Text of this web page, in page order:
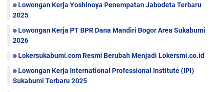
Lowongan Kerja Yoshinoya Penempatan Jabodeta Terbaru
2025
Lowongan Kerja PT BPR Dana Mandiri Bogor Area Sukabumi
2026
Lokersukabumi.com Resmi Berubah Menjadi Lokersmi.co.id
Lowongan Kerja International Professional Institute (IPI)
Sukabumi Terbaru 2025